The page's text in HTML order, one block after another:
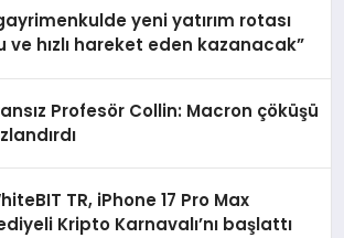
yeni yatırım rotası
ve hızlı hareket eden kazanacak”
Profesör Collin: Macron çöküşü
TR, iPhone 17 Pro Max
Kripto Karnavalı’nı başlattı